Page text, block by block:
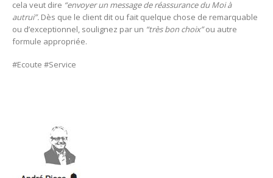
cela veut dire “envoyer un message de réassurance du Moi à
autrui”. Dès que le client dit ou fait quelque chose de remarquable
ou d’exceptionnel, soulignez par un “très bon choix”ou autre
formule appropriée.
#Ecoute #Service